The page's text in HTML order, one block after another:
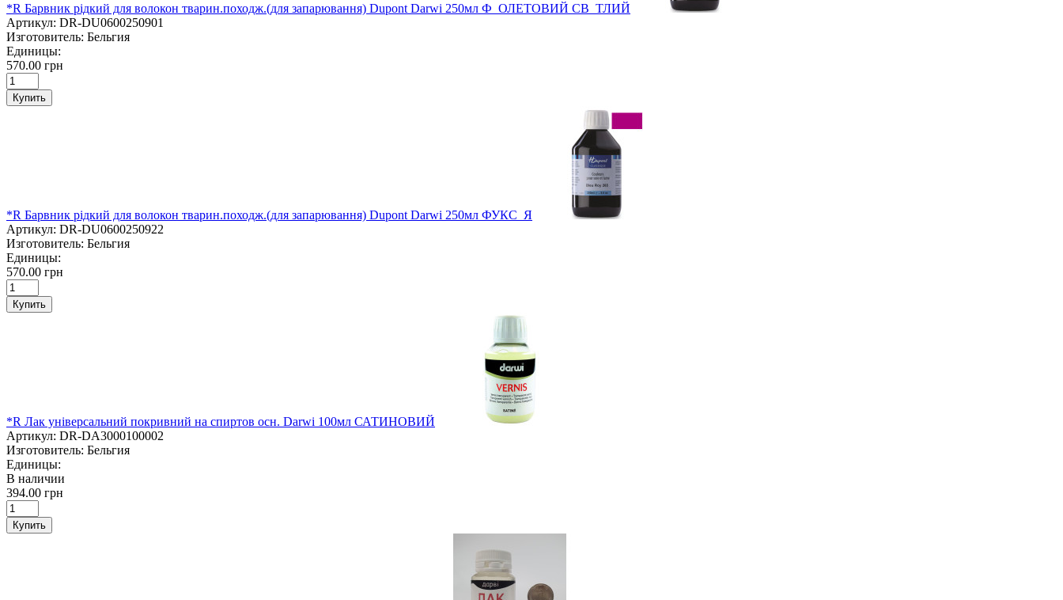
*R Барвник рідкий для волокон тварин.походж.(для запарювання) Dupont Darwi 250мл Ф_ОЛЕТОВИЙ СВ_ТЛИЙ
Артикул: DR-DU0600250901
Изготовитель: Бельгия
Единицы:
570.00 грн
Купить
*R Барвник рідкий для волокон тварин.походж.(для запарювання) Dupont Darwi 250мл ФУКС_Я
Артикул: DR-DU0600250922
Изготовитель: Бельгия
Единицы:
570.00 грн
Купить
*R Лак універсальний покривний на спиртов осн. Darwi 100мл САТИНОВИЙ
Артикул: DR-DA3000100002
Изготовитель: Бельгия
Единицы:
В наличии
394.00 грн
Купить